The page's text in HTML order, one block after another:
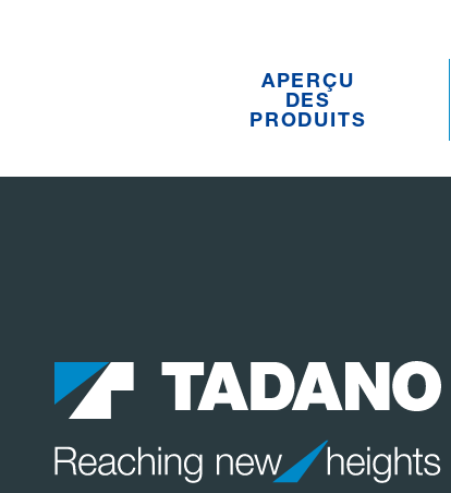
APERÇU
DES
PRODUITS